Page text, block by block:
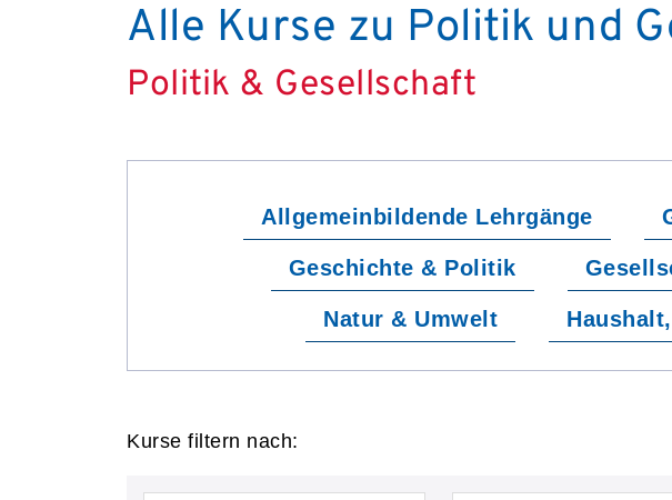
Alle Kurse zu Politik und
Politik & Gesellschaft
Allgemeinbildende Lehrgänge
Geschichte & Politik
Natur & Umwelt
Kurse filtern nach: